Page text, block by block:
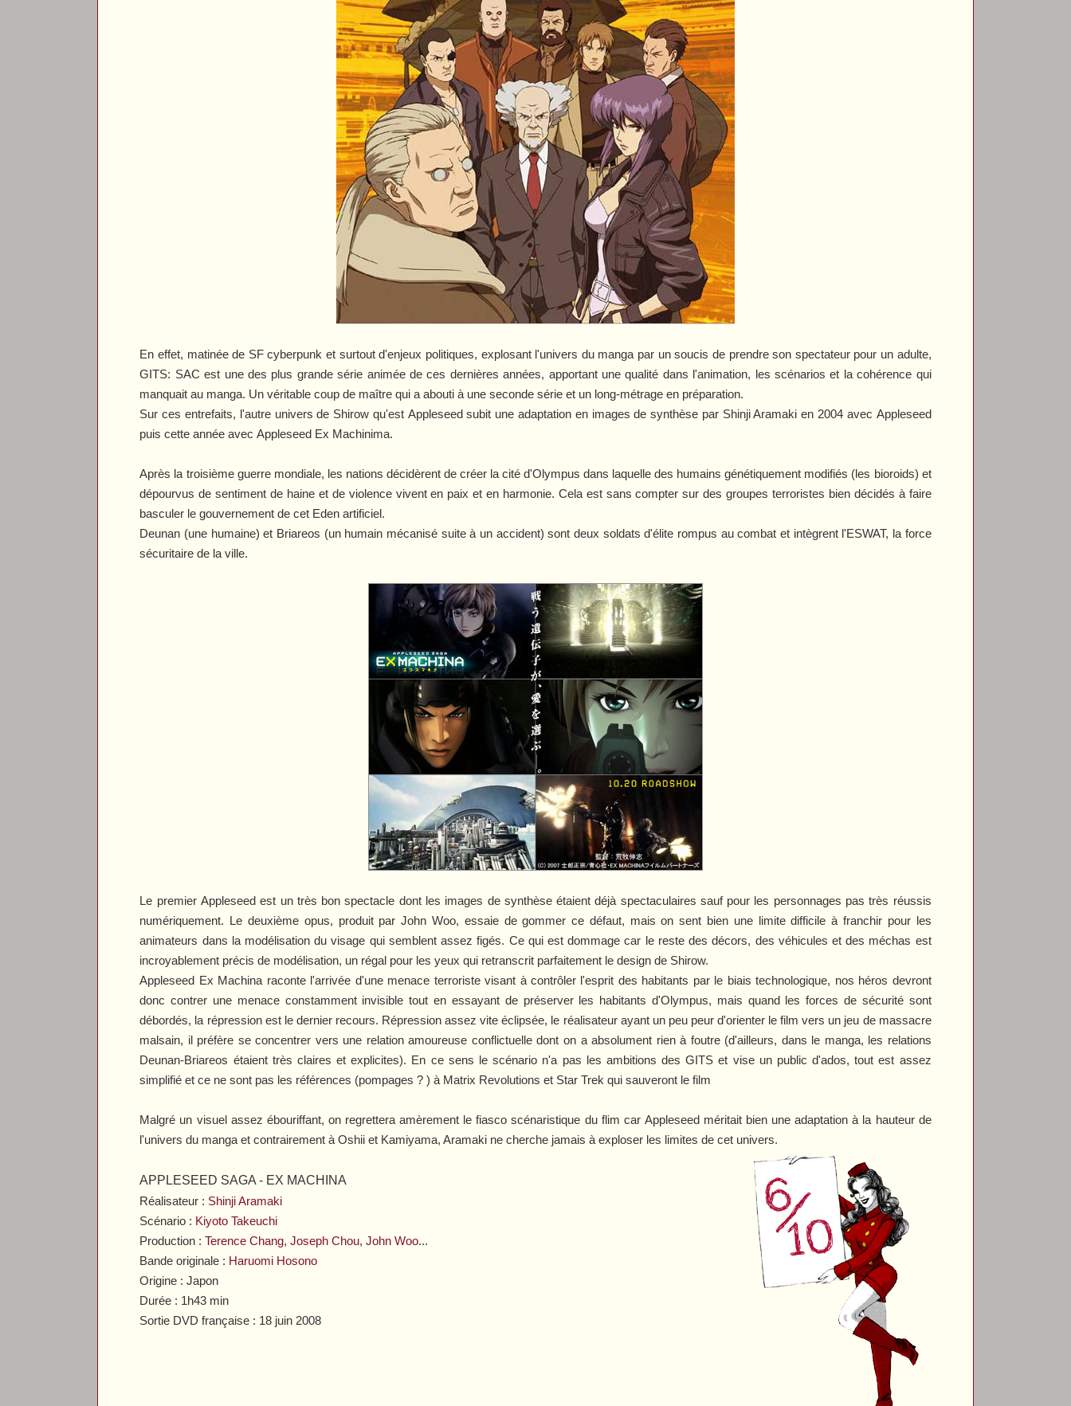
En effet, matinée de SF cyberpunk et surtout d'enjeux politiques, explosant l'univers du manga par un soucis de prendre son spectateur pour un adulte,
GITS: SAC est une des plus grande série animée de ces dernières années, apportant une qualité dans l'animation, les scénarios et la cohérence qui
manquait au manga. Un véritable coup de maître qui a abouti à une seconde série et un long-métrage en préparation.
Sur ces entrefaits, l'autre univers de Shirow qu'est Appleseedsubit une adaptation en images de synthèse par Shinji Aramaki en 2004 avec Appleseed
puis cette année avecAppleseed Ex Machinima.
Après la troisième guerre mondiale, les nations décidèrent de créer la cité d'Olympus dans laquelle des humains génétiquement modifiés (les bioroids) et
dépourvus de sentiment de haine et de violence vivent en paix et en harmonie. Cela est sans compter sur des groupes terroristes bien décidés à faire
basculer le gouvernement de cet Eden artificiel.
Deunan (une humaine) et Briareos (un humain mécanisé suite à un accident) sont deux soldats d'élite rompus au combat et intègrent l'ESWAT, la force
sécuritaire de la ville.
Le premier Appleseedest un très bon spectacle dont les images de synthèse étaient déjà spectaculaires sauf pour les personnages pas très réussis
numériquement. Le deuxième opus, produit par John Woo, essaie de gommer ce défaut, mais on sent bien une limite difficile à franchir pour les
animateurs dans la modélisation du visage qui semblent assez figés. Ce qui est dommage car le reste des décors, des véhicules et des méchas est
incroyablement précis de modélisation, un régal pour les yeux qui retranscrit parfaitement le design de Shirow.
Appleseed Ex Machina raconte l'arrivée d'une menace terroriste visant à contrôler l'esprit des habitants par le biais technologique, nos héros devront
donc contrer une menace constamment invisible tout en essayant de préserver les habitants d'Olympus, mais quand les forces de sécurité sont
débordés, la répression est le dernier recours. Répression assez vite éclipsée, le réalisateur ayant un peu peur d'orienter le film vers un jeu de massacre
malsain, il préfère se concentrer vers une relation amoureuse conflictuelle dont on a absolument rien à foutre (d'ailleurs, dans le manga, les relations
Deunan-Briareos étaient très claires et explicites). En ce sens le scénario n'a pas les ambitions desGITS et vise un public d'ados, tout est assez
simplifié et ce ne sont pas les références (pompages ? ) à Matrix Revolutions et Star Trek qui sauveront le film
Malgré un visuel assez ébouriffant, on regrettera amèrement le fiasco scénaristique du flim car Appleseedméritait bien une adaptation à la hauteur de
l'univers du manga et contrairement à Oshii et Kamiyama, Aramaki ne cherche jamais à exploser les limites de cet univers.
APPLESEED SAGA - EX MACHINA
Réalisateur : Shinji Aramaki
Scénario : Kiyoto Takeuchi
Production :Terence Chang,Joseph Chou,John Woo...
Bande originale : Haruomi Hosono
Origine : Japon
Durée : 1h43 min
Sortie DVD française : 18 juin 2008